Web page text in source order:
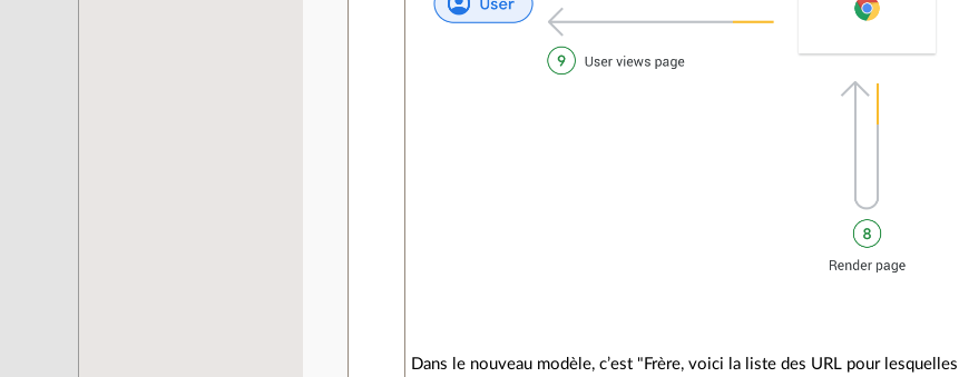
Dans le nouveau modèle, c’est "Frère, voici la liste des URL pour